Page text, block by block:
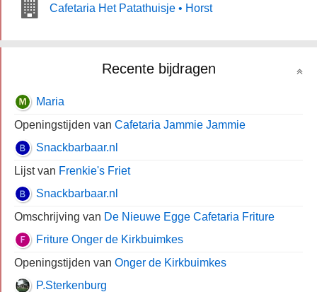
Cafetaria Het Patathuisje • Horst
Recente bijdragen
Maria
Openingstijden van Cafetaria Jammie Jammie
Snackbarbaar.nl
Lijst van Frenkie's Friet
Snackbarbaar.nl
Omschrijving van De Nieuwe Egge Cafetaria Friture
Friture Onger de Kirkbuimkes
Openingstijden van Onger de Kirkbuimkes
P.Sterkenburg